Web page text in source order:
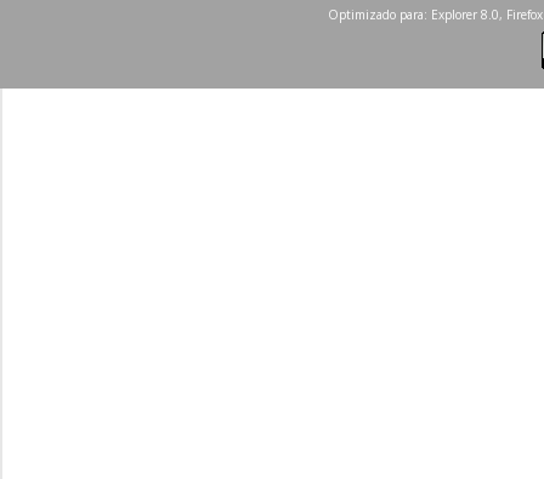
Optimizado para: Explorer 8.0,